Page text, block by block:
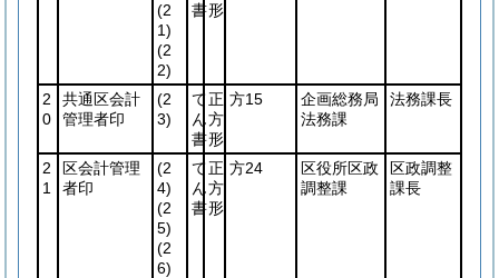
(2
1)
(2
2)
書形
2
0
共通区会計
管理者印
(2
3)
て
ん
書
正
方
形
方15
企画総務局
法務課
法務課長
2
1
区会計管理
者印
(2
4)
(2
5)
(2
6)
て
ん
書
正
方
形
方24
区役所区政
調整課
区政調整
課長